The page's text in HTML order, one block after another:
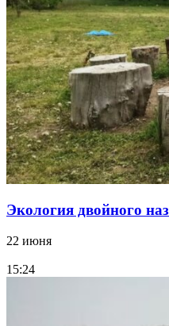
Экология двойного
22 июня
15:24